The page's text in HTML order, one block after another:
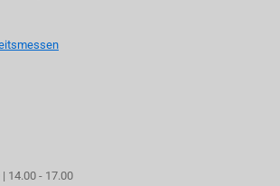
14.00 - 17.00